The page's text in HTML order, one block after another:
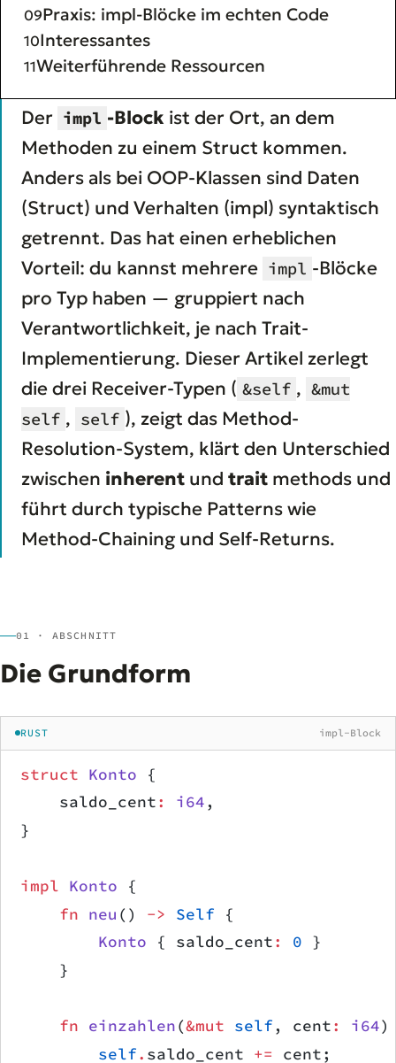
Praxis: impl-Blöcke im echten Code
Interessantes
Weiterführende Ressourcen
Der impl -Block ist der Ort, an dem
Methoden zu einem Struct kommen.
Anders als bei OOP-Klassen sind Daten
(Struct) und Verhalten (impl) syntaktisch
getrennt. Das hat einen erheblichen
Vorteil: du kannst mehrere impl -Blöcke
pro Typ haben — gruppiert nach
Verantwortlichkeit, je nach Trait-
Implementierung. Dieser Artikel zerlegt
die drei Receiver-Typen ( &self , &mut
self , self ), zeigt das Method-
Resolution-System, klärt den Unterschied
zwischen inherent und trait methods und
führt durch typische Patterns wie
Method-Chaining und Self-Returns.
01 · ABSCHNITT
Die Grundform
RUST impl-Block
struct Konto {
    saldo_cent
: i64,
}
impl Konto {
    fn
neu () -> Self {
        Konto
{ saldo_cent: 0 }
    }
    fn
einzahlen(&mut self, cent: i64)
        self
. saldo_cent += cent;